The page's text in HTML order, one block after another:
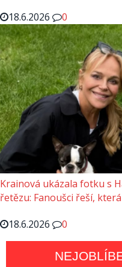
18.6.2026
0
Krainová ukázala fotku s
řetězu: Fanoušci řeší,
18.6.2026
0